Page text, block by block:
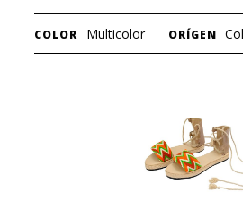
COLOR Multicolor ORÍGEN